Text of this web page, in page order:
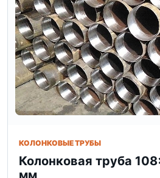
КОЛОНКОВЫЕ ТРУБЫ
Колонковая труба